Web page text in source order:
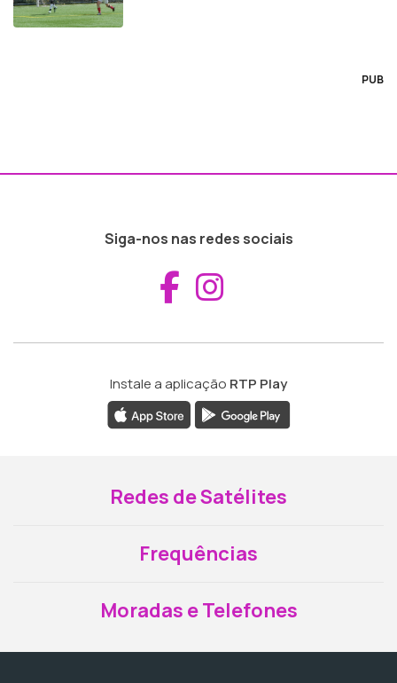
PUB
Siga-nos nas redes sociais
Aceder ao
Instale a aplicação RTP Play
Redes de Satélites
Frequências
Moradas e Telefones